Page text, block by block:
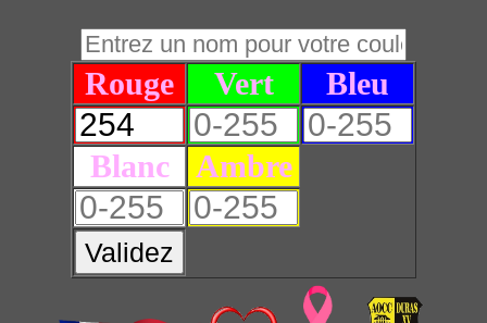
Rouge Vert Bleu
Blanc Ambre
Validez